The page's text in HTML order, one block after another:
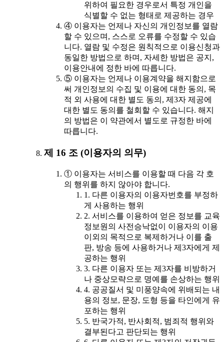
위하여 필요한 경우로서 특정 개인을
식별할 수 없는 형태로 제공하는 경우
④ 이용자는 언제나 자신의 개인정보를 열람
할 수 있으며, 스스로 오류를 수정할 수 있습
니다. 열람 및 수정은 원칙적으로 이용신청과
동일한 방법으로 하며, 자세한 방법은 공지,
이용안내에 정한 바에 따릅니다.
⑤ 이용자는 언제나 이용계약을 해지함으로
써 개인정보의 수집 및 이용에 대한 동의, 목
적 외 사용에 대한 별도 동의, 제3자 제공에
대한 별도 동의를 철회할 수 있습니다. 해지
의 방법은 이 약관에서 별도로 규정한 바에
따릅니다.
제 16 조 (이용자의 의무)
① 이용자는 서비스를 이용할 때 다음 각 호
의 행위를 하지 않아야 합니다.
1. 다른 이용자의 이용자번호를 부정하
게 사용하는 행위
2. 서비스를 이용하여 얻은 정보를 교육
정보원의 사전승낙없이 이용자의 이용
이외의 목적으로 복제하거나 이를 출
판, 방송 등에 사용하거나 제3자에게 제
공하는 행위
3. 다른 이용자 또는 제3자를 비방하거
나 중상모략으로 명예를 손상하는 행위
4. 공공질서 및 미풍양속에 위배되는 내
용의 정보, 문장, 도형 등을 타인에게 유
포하는 행위
5. 반국가적, 반사회적, 범죄적 행위와
결부된다고 판단되는 행위